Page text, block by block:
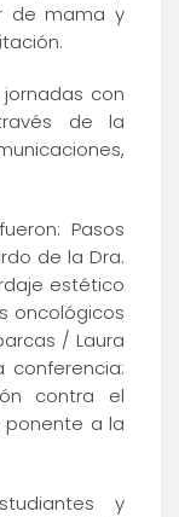
de mama y
con
de la
Pasos
de la Dra.
estético
oncológicos
/ Laura
conferencia:
contra el
ponente a la
y